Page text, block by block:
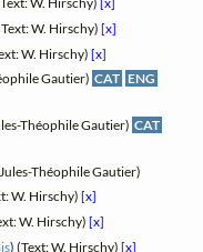
W. Hirschy)[x]
W. Hirschy)[x]
Gautier) CAT ENG
Théophile Gautier) CAT
Théophile Gautier)
W. Hirschy)[x]
W. Hirschy)[x]
) (Text: W. Hirschy)[x]